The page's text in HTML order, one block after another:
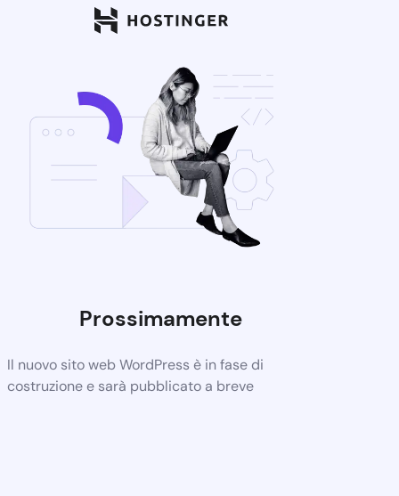
Prossimamente
Il nuovo sito web WordPress è in fase di
costruzione e sarà pubblicato a breve